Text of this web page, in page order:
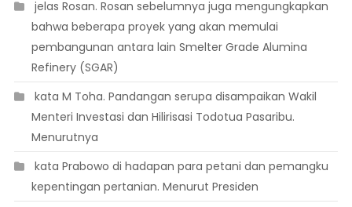
 jelas Rosan. Rosan sebelumnya juga mengungkapkan
bahwa beberapa proyek yang akan memulai
pembangunan antara lain Smelter Grade Alumina
Refinery (SGAR)
 kata M Toha. Pandangan serupa disampaikan Wakil
Menteri Investasi dan Hilirisasi Todotua Pasaribu.
Menurutnya
 kata Prabowo di hadapan para petani dan pemangku
kepentingan pertanian. Menurut Presiden